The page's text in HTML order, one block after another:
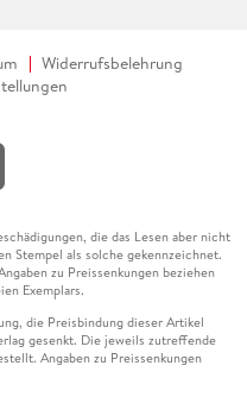
Widerrufsbelehrung
die das Lesen aber nicht
Stempel als solche gekennzeichnet.
zu Preissenkungen beziehen
Exemplars.
die Preisbindung dieser Artikel
gesenkt. Die jeweils zutreffende
Angaben zu Preissenkungen